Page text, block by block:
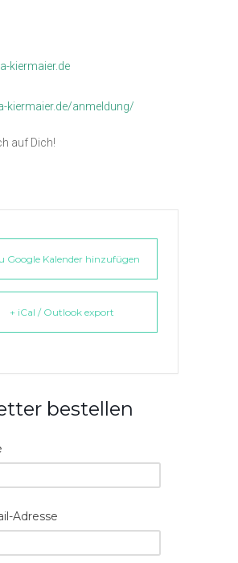
kiermaier.de
kiermaier.de/anmeldung/
auf Dich!
Google Kalender hinzufügen
+ iCal / Outlook export
bestellen
Adresse